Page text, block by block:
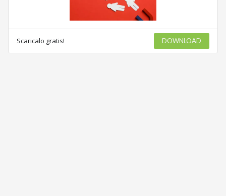
Scaricalo gratis! DOWNLOAD